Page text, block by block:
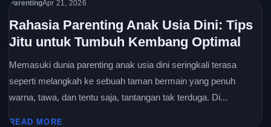
ParentingApr 21, 2026
Rahasia Parenting Anak Usia Dini: Tips
Jitu untuk Tumbuh Kembang Optimal
Memasuki dunia parenting anak usia dini seringkali terasa
seperti melangkah ke sebuah taman bermain yang penuh
warna, tawa, dan tentu saja, tantangan tak terduga. Di...
READ MORE